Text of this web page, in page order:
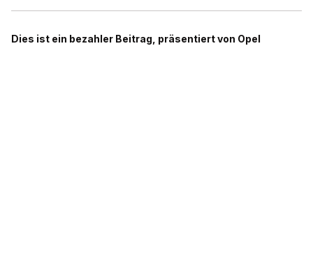
Dies ist ein bezahler Beitrag, präsentiert von Opel